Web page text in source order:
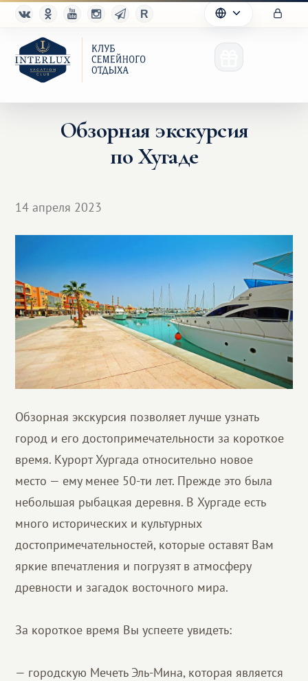
Благотворительность
Обзорная экскурсия
по Хугаде
14 апреля 2023
Обзорная экскурсия позволяет лучше узнать
город и его достопримечательности за короткое
время. Курорт Хургада относительно новое
место — ему менее 50-ти лет. Прежде это была
небольшая рыбацкая деревня. В Хургаде есть
много исторических и культурных
достопримечательностей, которые оставят Вам
яркие впечатления и погрузят в атмосферу
древности и загадок восточного мира.
За короткое время Вы успеете увидеть:
— городскую Мечеть Эль-Мина, которая является